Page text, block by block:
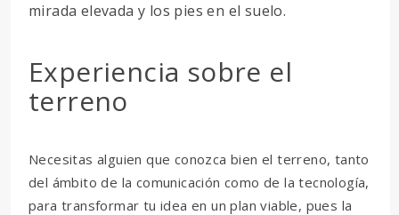
mirada elevada y los pies en el suelo.
Experiencia sobre el
terreno
Necesitas alguien que conozca bien el terreno, tanto
del ámbito de la comunicación como de la tecnología,
para transformar tu idea en un plan viable, pues la